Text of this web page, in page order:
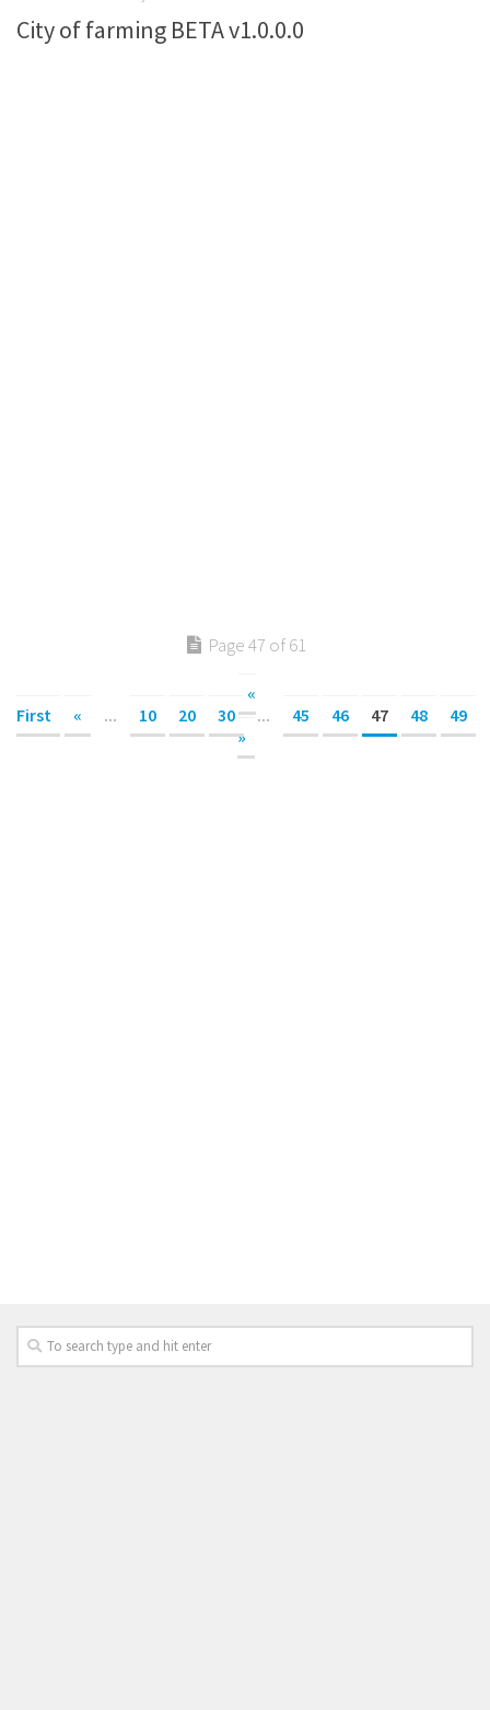
City of farming BETA v1.0.0.0
Page 47 of 61
«
First
« ... 10 20 30 ... 45 46 47 48 49
»